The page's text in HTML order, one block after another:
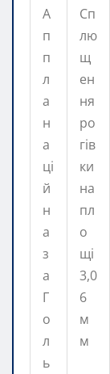
А
п
п
л
а
н
а
ці
й
н
а
з
а
Г
о
л
ь
Сп
лю
щ
ен
ня
ро
гів
ки
на
пл
о
щі
3,0
6
м
м